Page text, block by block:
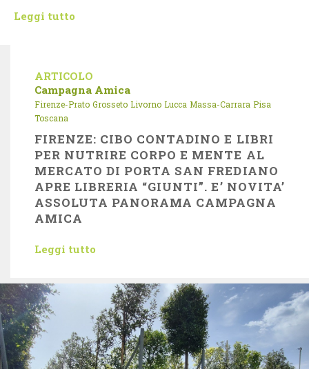
Leggi tutto
ARTICOLO
Campagna Amica
Firenze-Prato Grosseto Livorno Lucca Massa-Carrara Pisa
Toscana
FIRENZE: CIBO CONTADINO E LIBRI
PER NUTRIRE CORPO E MENTE AL
MERCATO DI PORTA SAN FREDIANO
APRE LIBRERIA “GIUNTI”. E’ NOVITA’
ASSOLUTA PANORAMA CAMPAGNA
AMICA
Leggi tutto